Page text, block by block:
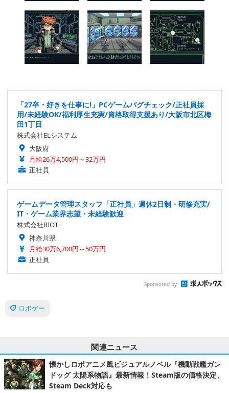
「27卒・好きを仕事に!」PCゲームバグチェック/正社員採
用/未経験OK/福利厚生充実/資格取得支援あり/大阪市北区梅
田1丁目
株式会社ELシステム
大阪府
月給26万4,500円～32万円
正社員
ゲームデータ管理スタッフ「正社員」週休2日制・研修充実/
IT・ゲーム業界志望・未経験歓迎
株式会社RIOT
神奈川県
月給30万6,700円～50万円
正社員
Sponsored by
ロボゲー
関連ニュース
懐かしロボアニメ風ビジュアルノベル『機動戦艦ガン
ドッグ 太陽系物語』最新情報！Steam版の価格決定、
Steam Deck対応も